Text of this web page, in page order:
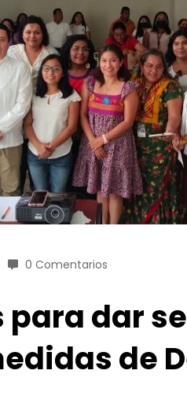
0 Comentarios
para dar
de